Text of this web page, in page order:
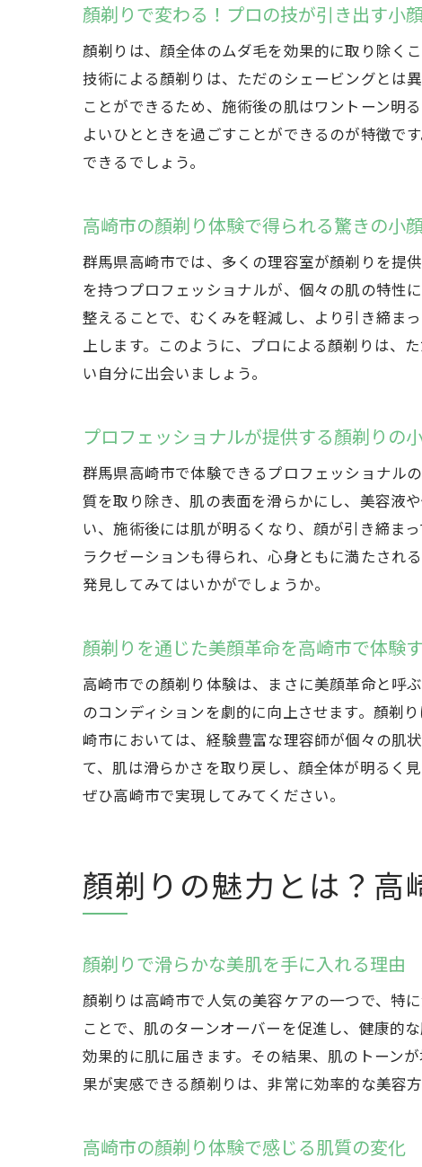
顏
プ
顏
高
顏剃りで変わる！プロの技が引き出す小
顏剃りは、顔全体のムダ毛を効果的に取り除く
技術による顏剃りは、ただのシェービングとは
ことができるため、施術後の肌はワントーン明
よいひとときを過ごすことができるのが特徴で
できるでしょう。
高崎市の顏剃り体験で得られる驚きの小
群馬県高崎市では、多くの理容室が顏剃りを提
を持つプロフェッショナルが、個々の肌の特性
整えることで、むくみを軽減し、より引き締ま
上します。このように、プロによる顏剃りは、
い自分に出会いましょう。
プロフェッショナルが提供する顏剃りの
群馬県高崎市で体験できるプロフェッショナル
質を取り除き、肌の表面を滑らかにし、美容液
い、施術後には肌が明るくなり、顔が引き締ま
ラクゼーションも得られ、心身ともに満たされ
発見してみてはいかがでしょうか。
顏剃りを通じた美顔革命を高崎市で体験
高崎市での顏剃り体験は、まさに美顔革命と呼
のコンディションを劇的に向上させます。顏剃
崎市においては、経験豊富な理容師が個々の肌
て、肌は滑らかさを取り戻し、顔全体が明るく
ぜひ高崎市で実現してみてください。
顏剃りの魅力とは？高
顏剃りで滑らかな美肌を手に入れる理由
顏剃りは高崎市で人気の美容ケアの一つで、特
ことで、肌のターンオーバーを促進し、健康的
効果的に肌に届きます。その結果、肌のトーン
果が実感できる顏剃りは、非常に効率的な美容方
高崎市の顏剃り体験で感じる肌質の変化